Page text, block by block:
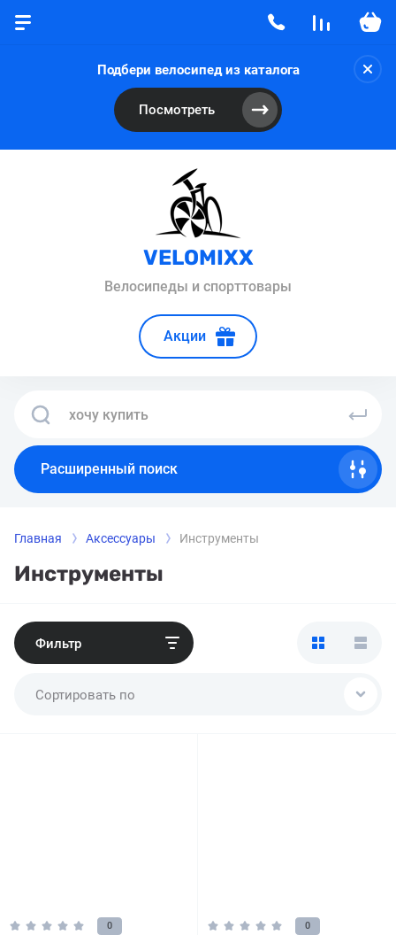
Подбери велосипед из каталога
Посмотреть
VELOMIXX
Велосипеды и спорттовары
Акции
Расширенный поиск
Главная Аксессуары Инструменты
Инструменты
Фильтр
Сортировать по
0 0